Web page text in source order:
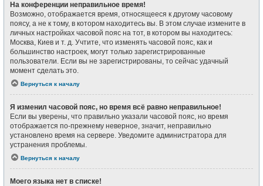
На конференции неправильное время!
Возможно, отображается время, относящееся к другому часовому
поясу, а не к тому, в котором находитесь вы. В этом случае измените в
личных настройках часовой пояс на тот, в котором вы находитесь:
Москва, Киев и т. д. Учтите, что изменять часовой пояс, как и
большинство настроек, могут только зарегистрированные
пользователи. Если вы не зарегистрированы, то сейчас удачный
момент сделать это.
Вернуться к началу
Я изменил часовой пояс, но время всё равно неправильное!
Если вы уверены, что правильно указали часовой пояс, но время
отображается по-прежнему неверное, значит, неправильно
установлено время на сервере. Уведомите администратора для
устранения проблемы.
Вернуться к началу
Моего языка нет в списке!